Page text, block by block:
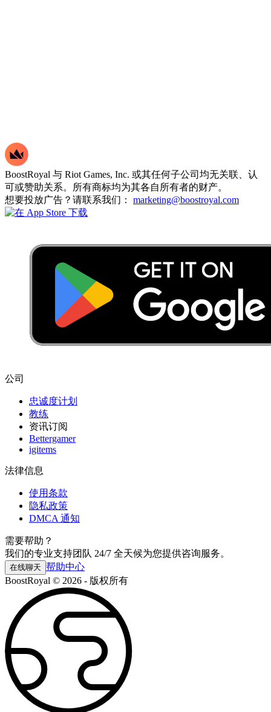
BoostRoyal 与 Riot Games, Inc. 或其任何子公司均无关联、认
可或赞助关系。所有商标均为其各自所有者的财产。
想要投放广告？请联系我们： marketing@boostroyal.com
公司
忠诚度计划
教练
资讯订阅
Bettergamer
igitems
法律信息
使用条款
隐私政策
DMCA 通知
需要帮助？
我们的专业支持团队 24/7 全天候为您提供咨询服务。
在线聊天 帮助中心
BoostRoyal © 2026 - 版权所有